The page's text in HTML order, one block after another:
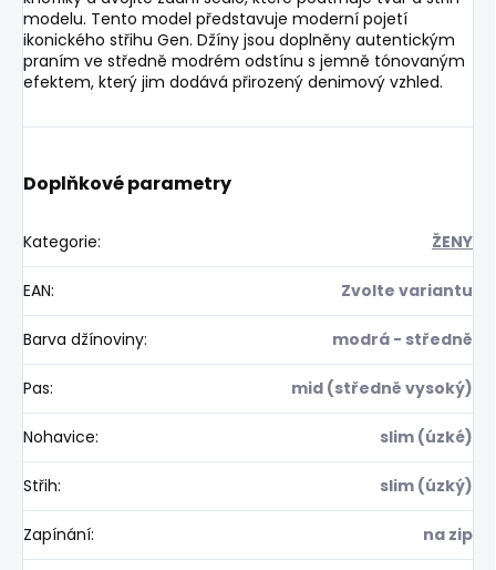
modelu. Tento model představuje moderní pojetí
ikonického střihu Gen. Džíny jsou doplněny autentickým
praním ve středně modrém odstínu s jemně tónovaným
efektem, který jim dodává přirozený denimový vzhled.
Doplňkové parametry
Kategorie: ŽENY
EAN: Zvolte variantu
Barva džínoviny: modrá - středně
Pas: mid (středně vysoký)
Nohavice: slim (úzké)
Střih: slim (úzký)
Zapínání: na zip